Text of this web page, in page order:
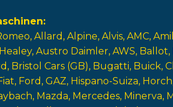
Allard Alpine Alvis AMC
Austro Daimler AWS Ballot
Bristol Cars (GB) Bugatti Buick
Ford GAZ Hispano-Suiza Horch
Mazda Mercedes Minerva